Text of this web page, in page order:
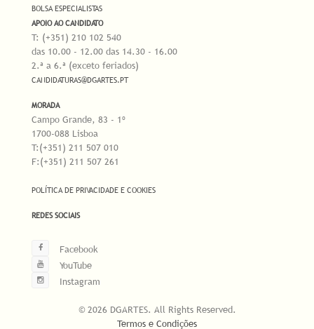
BOLSA ESPECIALISTAS
APOIO AO CANDIDATO
T: (+351) 210 102 540
das 10.00 - 12.00 das 14.30 - 16.00
2.ª a 6.ª (exceto feriados)
CANDIDATURAS@DGARTES.PT
MORADA
Campo Grande, 83 - 1º
1700-088 Lisboa
T:(+351) 211 507 010
F:(+351) 211 507 261
POLÍTICA DE PRIVACIDADE E COOKIES
REDES SOCIAIS
Facebook
YouTube
Instagram
© 2026 DGARTES. All Rights Reserved.
Termos e Condições